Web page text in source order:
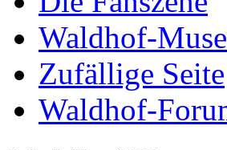
Waldhof-
Zufällige Seite
Waldhof-